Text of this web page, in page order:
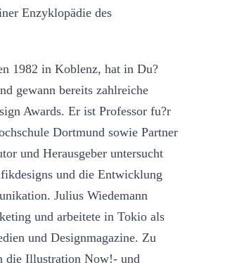
Enzyklopädie des
1982 in Koblenz, hat in Du?
gewann bereits zahlreiche
Awards. Er ist Professor fu?r
Dortmund sowie Partner
und Herausgeber untersucht
und die Entwicklung
Julius Wiedemann
und arbeitete in Tokio als
und Designmagazine. Zu
die Illustration Now!- und